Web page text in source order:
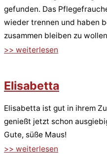
gefunden. Das
wieder trennen und haben
zusammen bleiben zu
>> weiterlesen
Elisabetta
Elisabetta ist gut in ihrem
genießt jetzt schon
Gute, süße Maus!
>> weiterlesen